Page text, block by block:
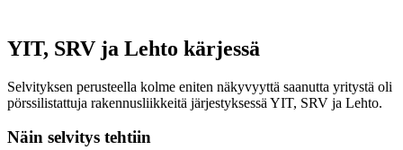
YIT, SRV ja Lehto kärjessä
Selvityksen perusteella kolme eniten näkyvyyttä saanutta yritystä oli
pörssilistattuja rakennusliikkeitä järjestyksessä YIT, SRV ja Lehto.
Näin selvitys tehtiin